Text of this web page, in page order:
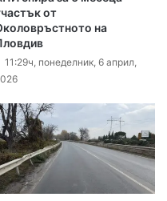
от
на
11:29ч, понеделник, 6 април,